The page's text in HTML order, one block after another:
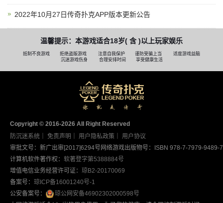
2022年10月27日传奇扑克APP版本更新公告
温馨提示：本游戏适合18岁( 含 )以上玩家娱乐
抵制不良游戏 拒绝盗版游戏 注意自我保护 谨防受骗上当
适度游戏益脑
沉迷游戏伤身
合理安排时间 享受健康生活
Copyright © 2016-2026 AII Right Reserved
防沉迷系统
免责声明 用户隐私政策
用户协议
审批文号：新广出审[2017]6294号 网络游戏出版物号：ISBN 978-7-7979-9489-7
计算机软件著作权： 软著登字第5388884号
增值电信业务经营许可证： 琼B2-20170069
备案号： 琼ICP备16001240号-1
公安备案号：
琼公网安备46902302000598号